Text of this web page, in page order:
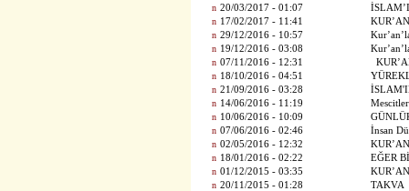
n 20/03/2017 - 01:07
n 17/02/2017 - 11:41
n 29/12/2016 - 10:57
n 19/12/2016 - 03:08
n 07/11/2016 - 12:31
n 18/10/2016 - 04:51
n 21/09/2016 - 03:28
n 14/06/2016 - 11:19
n 10/06/2016 - 10:09
n 07/06/2016 - 02:46
İnsan
n 02/05/2016 - 12:32
n 18/01/2016 - 02:22
EĞER
n 01/12/2015 - 03:35
n 20/11/2015 - 01:28
TAKVA